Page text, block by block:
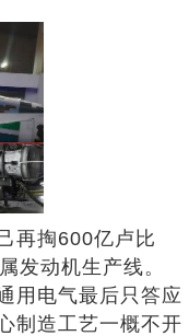
再掏600亿卢比
发动机生产线。
用电气最后只答应
制造工艺一概不开